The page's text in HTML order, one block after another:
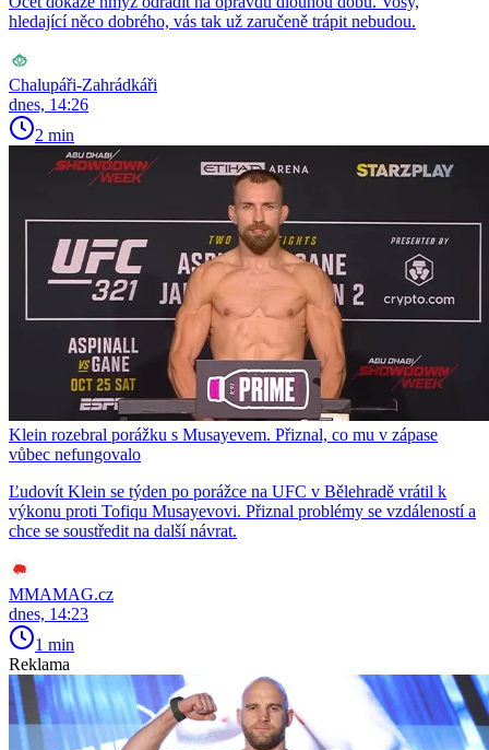
hledající něco dobrého, vás tak už zaručeně trápit nebudou.
Chalupáři-Zahrádkáři
dnes, 14:26
2 min
Klein rozebral porážku s Musayevem. Přiznal, co mu v zápase
vůbec nefungovalo
Ľudovít Klein se týden po porážce na UFC v Bělehradě vrátil k
výkonu proti Tofiqu Musayevovi. Přiznal problémy se vzdáleností a
chce se soustředit na další návrat.
MMAMAG.cz
dnes, 14:23
1 min
Reklama